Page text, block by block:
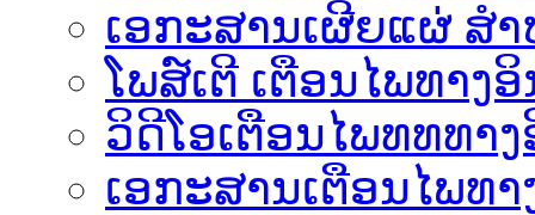
ເອກະສານເຜີຍແຜ່ ສ
ໂພສ໌ເຕີ ເຕືອນໄພທາງອິ
ວິດີໂອເຕືອນໄພທທທາງ
ເອ​ກະ​ສານເຕືອນໄພທາ